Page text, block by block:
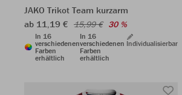
JAKO Trikot Team kurzarm
ab 11,19 € 15,99 € 30 %
In 16
verschiedenen
Farben
erhältlich
In 16
verschiedenen
Farben
erhältlich
Individualisierbar